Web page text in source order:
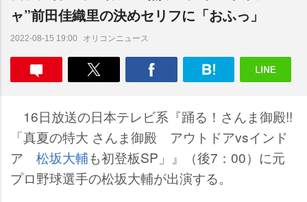
ャ”前田佳織里の決めセリフに「おふっ」
2022-08-15 19:00 オリコンニュース
16日放送の日本テレビ系『踊る！さんま御殿!!
「真夏の特大 さんま御殿 アウトドアvsインド
ア 松坂大輔も初登板SP」』（後7：00）に元
プロ野球選手の松坂大輔が出演する。